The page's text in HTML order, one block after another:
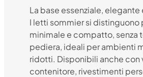
La base essenziale, elegante
I letti sommier si distinguono
minimale e compatto, senza
pediera, ideali per ambienti
ridotti. Disponibili anche con
contenitore, rivestimenti